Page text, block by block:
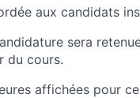
aux candidats
sera
du cours.
affichées pour